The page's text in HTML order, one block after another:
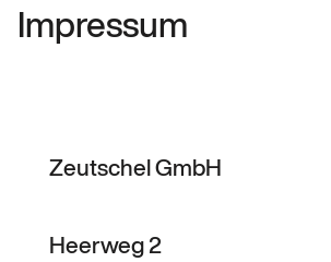
Impressum
Zeutschel GmbH
Heerweg 2